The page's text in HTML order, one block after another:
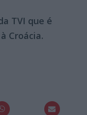
TVI que é
Croácia.